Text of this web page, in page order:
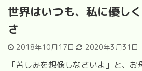
世界はいつも、私に優し
さ
2018年10月17日 2020年3月31日
「苦しみを想像しなさいよ」と、お